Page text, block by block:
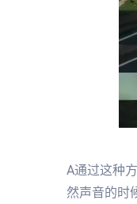
A通过这种
然声音的时